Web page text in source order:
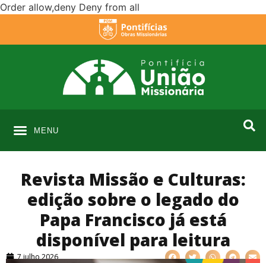
Order allow,deny Deny from all
MENU
Revista Missão e Culturas:
edição sobre o legado do
Papa Francisco já está
disponível para leitura
7 julho 2026